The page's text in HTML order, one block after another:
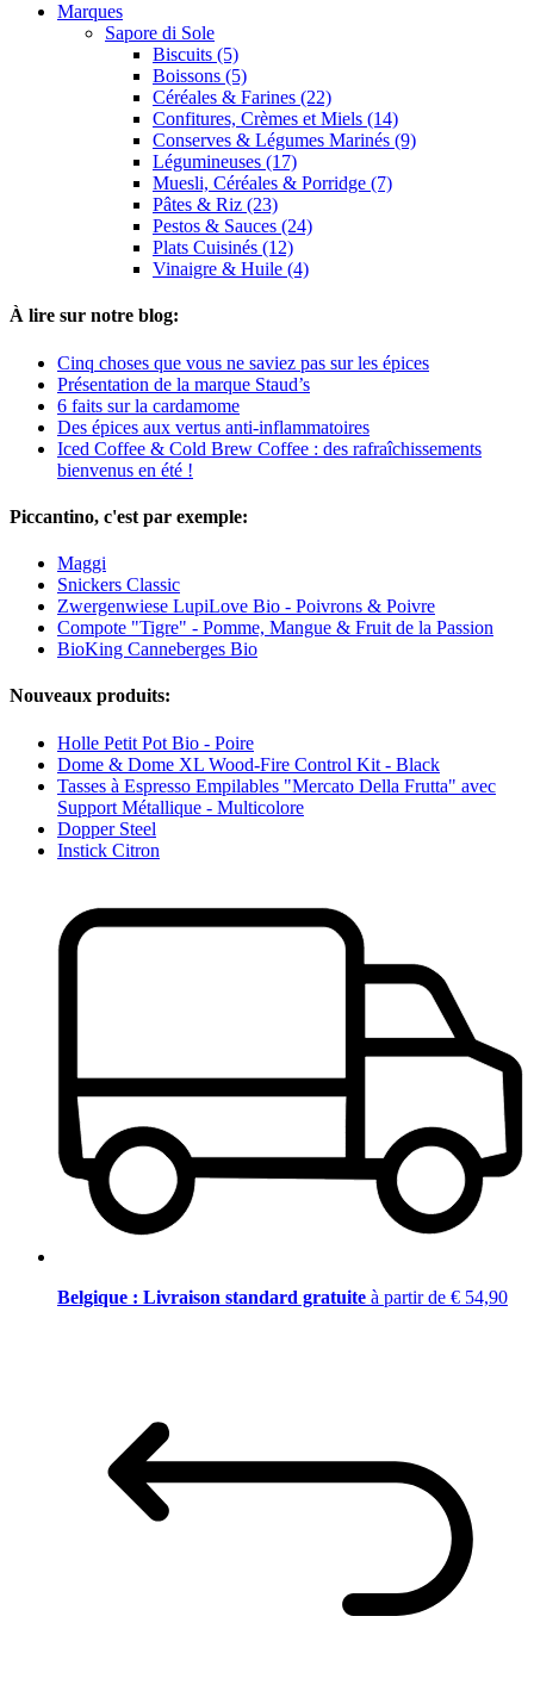
Marques
Sapore di Sole
Biscuits (5)
Boissons (5)
Céréales & Farines (22)
Confitures, Crèmes et Miels (14)
Conserves & Légumes Marinés (9)
Légumineuses (17)
Muesli, Céréales & Porridge (7)
Pâtes & Riz (23)
Pestos & Sauces (24)
Plats Cuisinés (12)
Vinaigre & Huile (4)
À lire sur notre blog:
Cinq choses que vous ne saviez pas sur les épices
Présentation de la marque Staud’s
6 faits sur la cardamome
Des épices aux vertus anti-inflammatoires
Iced Coffee & Cold Brew Coffee : des rafraîchissements
bienvenus en été !
Piccantino, c'est par exemple:
Maggi
Snickers Classic
Zwergenwiese LupiLove Bio - Poivrons & Poivre
Compote "Tigre" - Pomme, Mangue & Fruit de la Passion
BioKing Canneberges Bio
Nouveaux produits:
Holle Petit Pot Bio - Poire
Dome & Dome XL Wood-Fire Control Kit - Black
Tasses à Espresso Empilables "Mercato Della Frutta" avec
Support Métallique - Multicolore
Dopper Steel
Instick Citron
Belgique : Livraison standard gratuite à partir de € 54,90